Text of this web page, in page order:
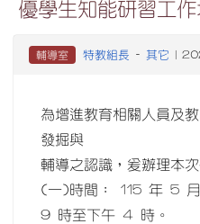
優學生知能研習工作
輔導室 特教組長 - 其它 |
為增進教育相關人員及
發掘與
輔導之認識，爰辦理本
(一)時間： 115 年 5
9 時至下午 4 時。